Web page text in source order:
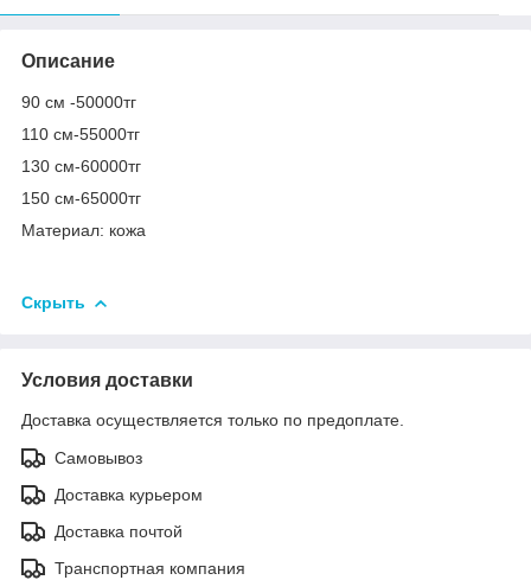
Описание
90 см -50000тг
110 см-55000тг
130 см-60000тг
150 см-65000тг
Материал: кожа
Скрыть
Условия доставки
Доставка осуществляется только по предоплате.
Самовывоз
Доставка курьером
Доставка почтой
Транспортная компания